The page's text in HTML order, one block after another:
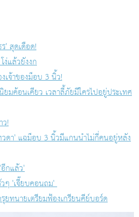
' สุดเดือด!
แล้วยังงก
เจ้าของม็อบ 3 นิ้ว!
มค้อนเคียว เวลาลี้ภัยมีใครไปอยู่ประเทศ
!
วดา' แฉม็อบ 3 นิ้วมีแกนนำไม่กี่คนอยู่หลัง
อีกแล้ว'
วๆ 'เจี๊ยบคอนถม'
ยทนายเตรียมฟ้องเกรียนคีย์บอร์ด